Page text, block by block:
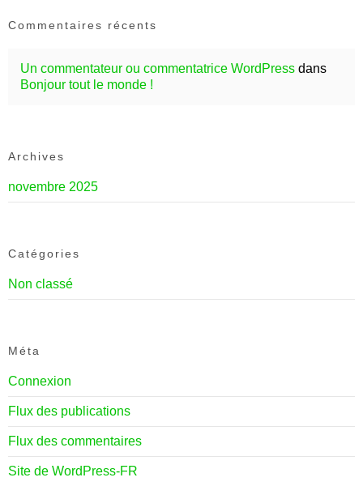
Commentaires récents
Un commentateur ou commentatrice WordPress dans
Bonjour tout le monde !
Archives
novembre 2025
Catégories
Non classé
Méta
Connexion
Flux des publications
Flux des commentaires
Site de WordPress-FR